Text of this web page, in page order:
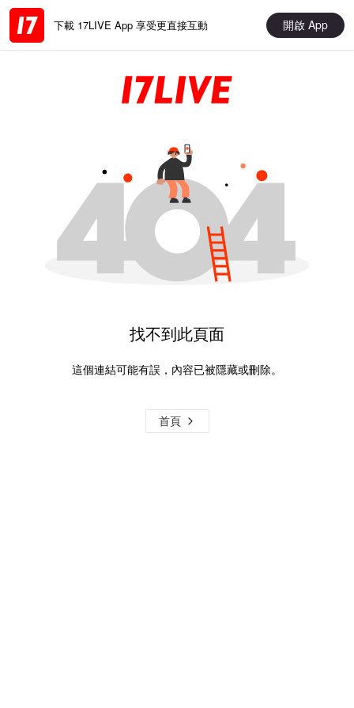
下載 17LIVE App 享受更直接互動 開啟 App
找不到此頁面
這個連結可能有誤，內容已被隱藏或刪除。
首頁